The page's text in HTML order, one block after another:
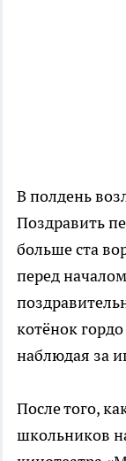
В полдень
Поздравить
больше ста
перед
котёнок
наблюдая за
После того,
школьников